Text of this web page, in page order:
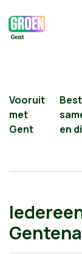
Vooruit
met
Gent
en